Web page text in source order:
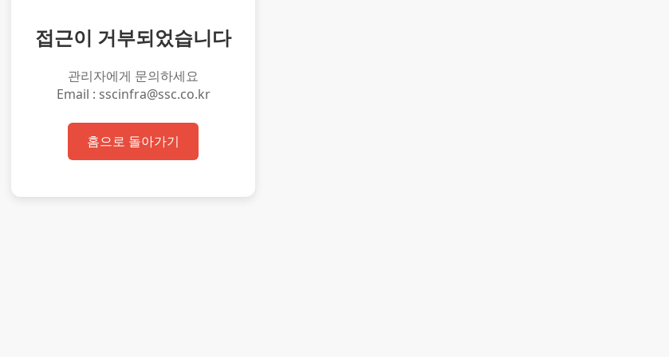
접근이 거부되었습니다
관리자에게 문의하세요
Email : sscinfra@ssc.co.kr
홈으로 돌아가기